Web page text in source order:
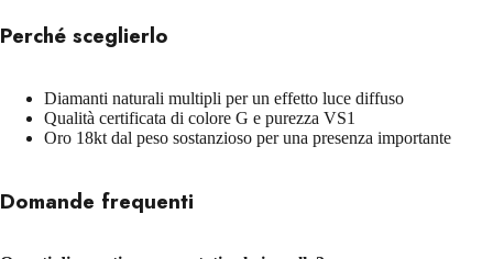
Perché sceglierlo
Diamanti naturali multipli per un effetto luce diffuso
Qualità certificata di colore G e purezza VS1
Oro 18kt dal peso sostanzioso per una presenza importante
Domande frequenti